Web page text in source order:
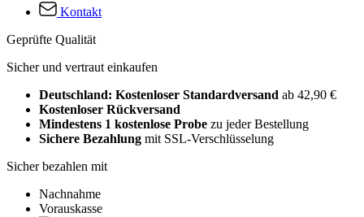
Kontakt
Geprüfte Qualität
Sicher und vertraut einkaufen
Deutschland: Kostenloser Standardversand ab 42,90 €
Kostenloser Rückversand
Mindestens 1 kostenlose Probe zu jeder Bestellung
Sichere Bezahlung mit SSL-Verschlüsselung
Sicher bezahlen mit
Nachnahme
Vorauskasse